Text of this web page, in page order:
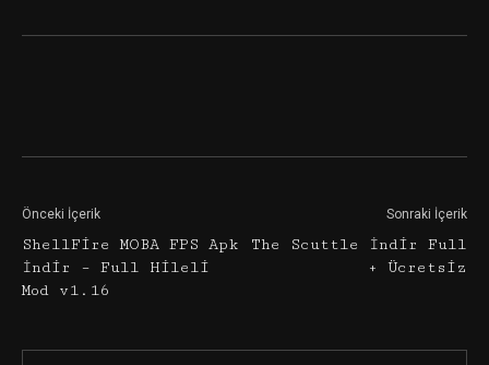
Önceki İçerik
ShellFire MOBA FPS Apk
İndir – Full Hileli
Mod v1.16
Sonraki İçerik
The Scuttle İndir Full
+ Ücretsiz